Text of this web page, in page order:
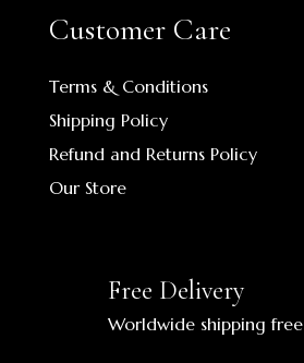
Customer Care
Terms & Conditions
Shipping Policy
Refund and Returns Policy
Our Store
Free Delivery
Worldwide shipping free